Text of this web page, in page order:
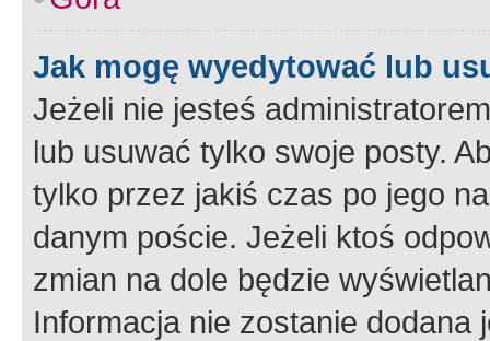
Jak mogę wyedytować lub
Jeżeli nie jesteś
lub usuwać tylko swoje posty.
tylko przez jakiś czas po jego
danym poście. Jeżeli ktoś
zmian na dole będzie
Informacja nie zostanie dodana